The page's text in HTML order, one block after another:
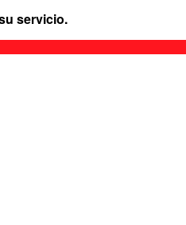
servicio.